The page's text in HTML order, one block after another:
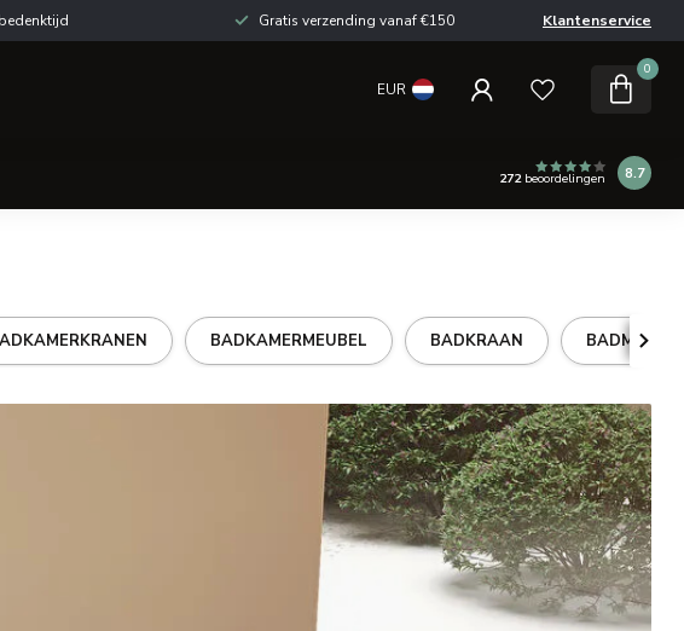
Gratis verzending vanaf €150 Klantenservice
EUR
0
272beoordelingen 8.7
BADKAMERMEUBEL BADKRAAN